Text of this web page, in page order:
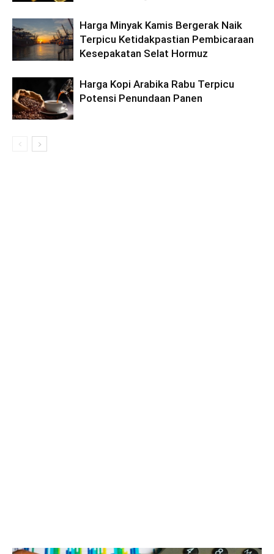
Harga Minyak Kamis Bergerak Naik
Terpicu Ketidakpastian Pembicaraan
Kesepakatan Selat Hormuz
Harga Kopi Arabika Rabu Terpicu
Potensi Penundaan Panen